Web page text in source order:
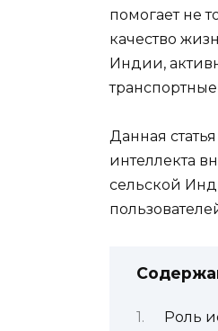
помогает не
качество
Индии,
Данная
интеллекта
сельской
Роль